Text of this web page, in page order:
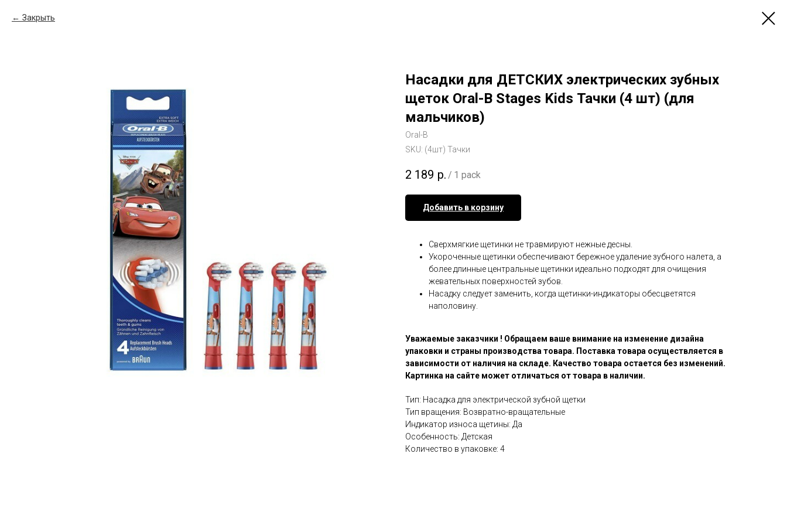
Закрыть
Насадки для ДЕТСКИХ электрических зубных
щеток Oral-B Stages Kids Тачки (4 шт) (для
мальчиков)
Oral-B
SKU: (4шт) Тачки
2 189 р. / 1 pack
Добавить в корзину
Сверхмягкие щетинки не травмируют нежные десны.
Укороченные щетинки обеспечивают бережное удаление зубного налета, а
более длинные центральные щетинки идеально подходят для очищения
жевательных поверхностей зубов.
Насадку следует заменить, когда щетинки-индикаторы обесцветятся
наполовину.
Уважаемые заказчики ! Обращаем ваше внимание на изменение дизайна
упаковки и страны производства товара. Поставка товара осуществляется в
зависимости от наличия на складе. Качество товара остается без изменений.
Картинка на сайте может отличаться от товара в наличии.
Тип: Насадка для электрической зубной щетки
Тип вращения: Возвратно-вращательные
Индикатор износа щетины: Да
Особенность: Детская
Количество в упаковке: 4